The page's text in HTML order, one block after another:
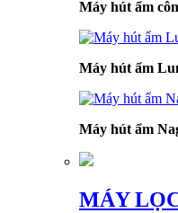
Máy hút ẩm
Máy hút ẩm
Máy hút ẩm
MÁY